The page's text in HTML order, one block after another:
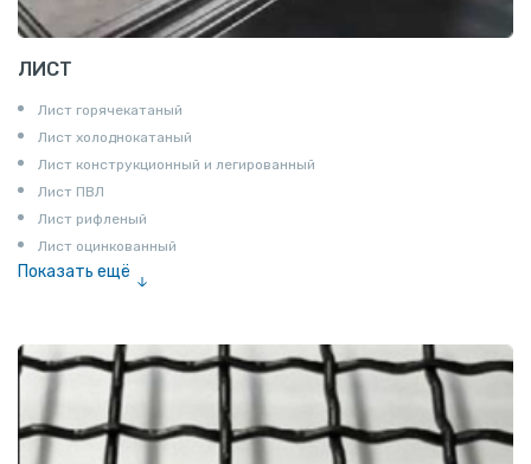
ЛИСТ
Лист горячекатаный
Лист холоднокатаный
Лист конструкционный и легированный
Лист ПВЛ
Лист рифленый
Лист оцинкованный
Показать ещё